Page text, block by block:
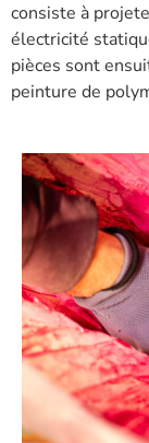
consiste à
électricité
pièces sont
peinture de